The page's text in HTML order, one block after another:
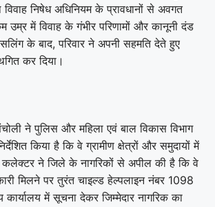
निषेध अधिनियम के प्रावधानों से अवगत
उम्र में विवाह के गंभीर परिणामों और कानूनी दंड
के बाद, परिवार ने अपनी सहमति देते हुए
कर दिया।
ने पुलिस और महिला एवं बाल विकास विभाग
किया है कि वे ग्रामीण क्षेत्रों और समुदायों में
कलेक्टर ने जिले के नागरिकों से अपील की है कि वे
मिलने पर तुरंत चाइल्ड हेल्पलाइन नंबर 1098
में सूचना देकर जिम्मेदार नागरिक का